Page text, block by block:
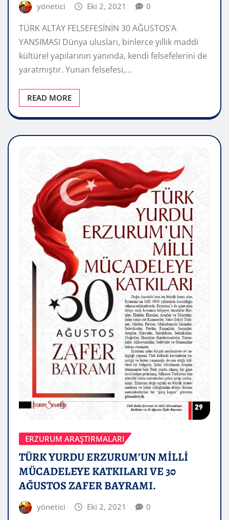
yönetici Eki 2, 2021 0
TÜRK ALTAY FELSEFESİNİN 30 AĞUSTOS’A
YANSIMASI Dünya ulusları, binlerce yıllık maddi
kültürel yapılarının yanında, kendi felsefelerini de
yaratmıştır. Yunan felsefesi,…
READ MORE
ERZURUM ARAŞTIRMALARI
TÜRK YURDU ERZURUM’UN MİLLİ
MÜCADELEYE KATKILARI VE 30
AĞUSTOS ZAFER BAYRAMI.
yönetici Eki 2, 2021 0